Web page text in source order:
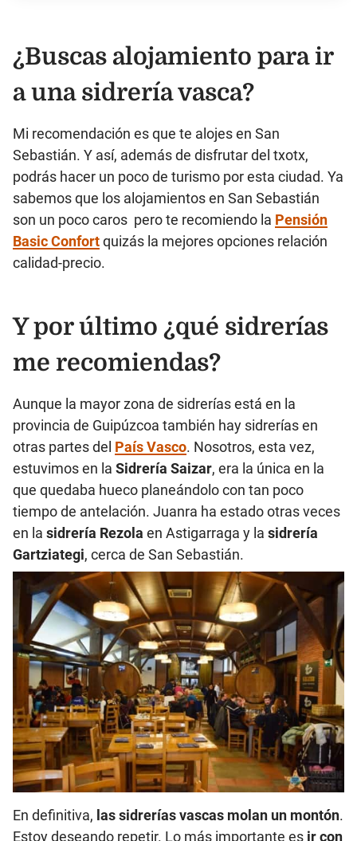
¿Buscas alojamiento para ir
a una sidrería vasca?
Mi recomendación es que te alojes en San
Sebastián. Y así, además de disfrutar del txotx,
podrás hacer un poco de turismo por esta ciudad. Ya
sabemos que los alojamientos en San Sebastián
son un poco caros pero te recomiendo la Pensión
Basic Confortquizás la mejores opciones relación
calidad-precio.
Y por último ¿qué sidrerías
me recomiendas?
Aunque la mayor zona de sidrerías está en la
provincia de Guipúzcoa también hay sidrerías en
otras partes del País Vasco. Nosotros, esta vez,
estuvimos en la Sidrería Saizar, era la única en la
que quedaba hueco planeándolo con tan poco
tiempo de antelación. Juanra ha estado otras veces
en la sidrería Rezola en Astigarraga y la sidrería
Gartziategi, cerca de San Sebastián.
En definitiva, las sidrerías vascas molan un montón.
Estoy deseando repetir. Lo más importante es ir con